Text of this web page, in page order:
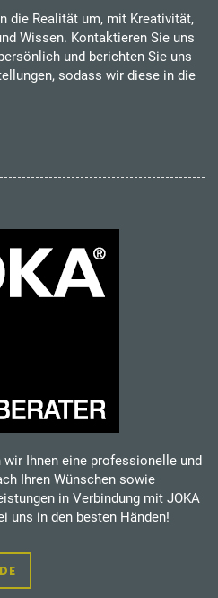
die Realität um, mit Kreativität,
Wissen. Kontaktieren Sie uns
und berichten Sie uns
sodass wir diese in die
wir Ihnen eine professionelle und
Ihren Wünschen sowie
in Verbindung mit JOKA
uns in den besten Händen!